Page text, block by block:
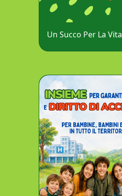
Un Succo Per La Vita